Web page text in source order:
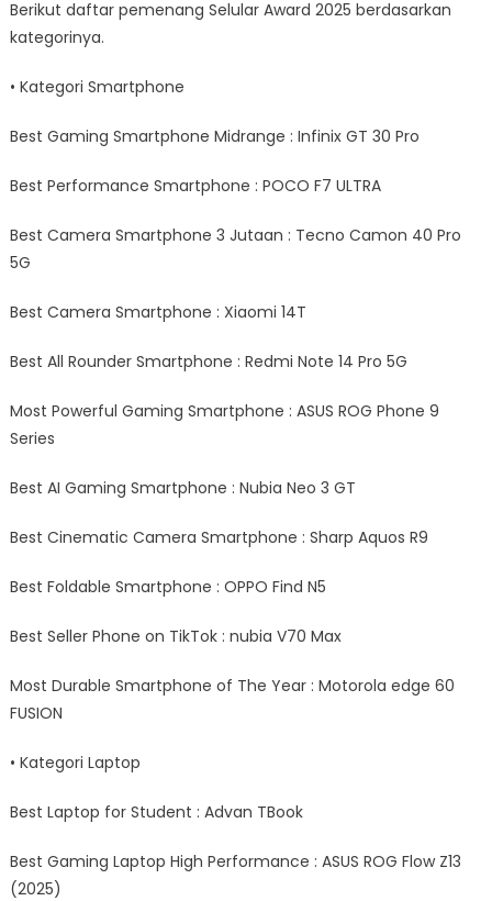
Berikut daftar pemenang Selular Award 2025 berdasarkan
kategorinya.
• Kategori Smartphone
Best Gaming Smartphone Midrange : Infinix GT 30 Pro
Best Performance Smartphone : POCO F7 ULTRA
Best Camera Smartphone 3 Jutaan : Tecno Camon 40 Pro
5G
Best Camera Smartphone : Xiaomi 14T
Best All Rounder Smartphone : Redmi Note 14 Pro 5G
Most Powerful Gaming Smartphone : ASUS ROG Phone 9
Series
Best AI Gaming Smartphone : Nubia Neo 3 GT
Best Cinematic Camera Smartphone : Sharp Aquos R9
Best Foldable Smartphone : OPPO Find N5
Best Seller Phone on TikTok : nubia V70 Max
Most Durable Smartphone of The Year : Motorola edge 60
FUSION
• Kategori Laptop
Best Laptop for Student : Advan TBook
Best Gaming Laptop High Performance : ASUS ROG Flow Z13
(2025)